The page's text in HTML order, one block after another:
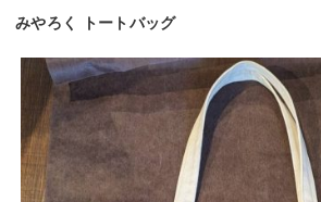
みやろく トートバッグ